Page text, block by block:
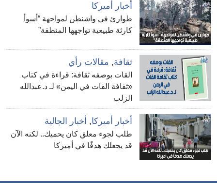
أخبار أميركا
طوارئ في واشنطن لمواجهة “أسوأ
كارثة طبيعية تواجهها المنطقة”
ثقافة, مقالات رأي
القات بوصفه ثقافة: قراءة في كتاب
«ثقافة القات في اليمن» لـ د.عبدالله
الزلب
أخبار أميركا, أخبار الجالية
طلب لجوء معلق كان يحميك.. لكنه الآن
قد يجعلك هدفًا في أميركا